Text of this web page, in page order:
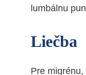
lumbálnu
Liečba
Pre